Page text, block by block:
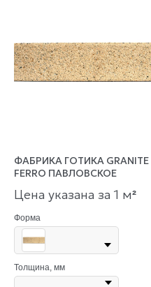
ФАБРИКА ГОТИКА GRANITE
FERRO ПАВЛОВСКОЕ
Цена указана за 1 м²
Форма
Толщина, мм